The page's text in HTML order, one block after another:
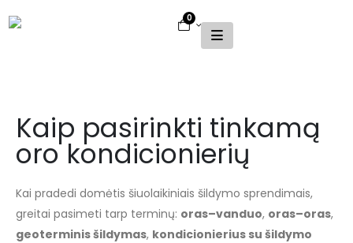
0
Kaip pasirinkti tinkamą
oro kondicionierių
Kai pradedi domėtis šiuolaikiniais šildymo sprendimais,
greitai pasimeti tarp terminų: oras–vanduo, oras–oras,
geoterminis šildymas, kondicionierius su šildymo